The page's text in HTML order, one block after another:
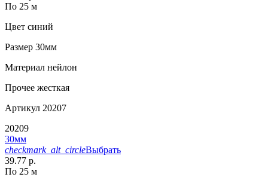
По 25 м
Цвет синий
Размер 30мм
Материал нейлон
Прочее жесткая
Артикул 20207
20209
30мм
checkmark_alt_circleВыбрать
39.77 р.
По 25 м